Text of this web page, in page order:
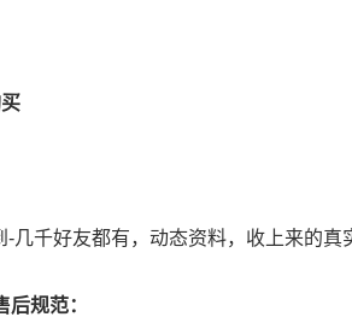
千好友都有，动态资料，收上来的真
规范：